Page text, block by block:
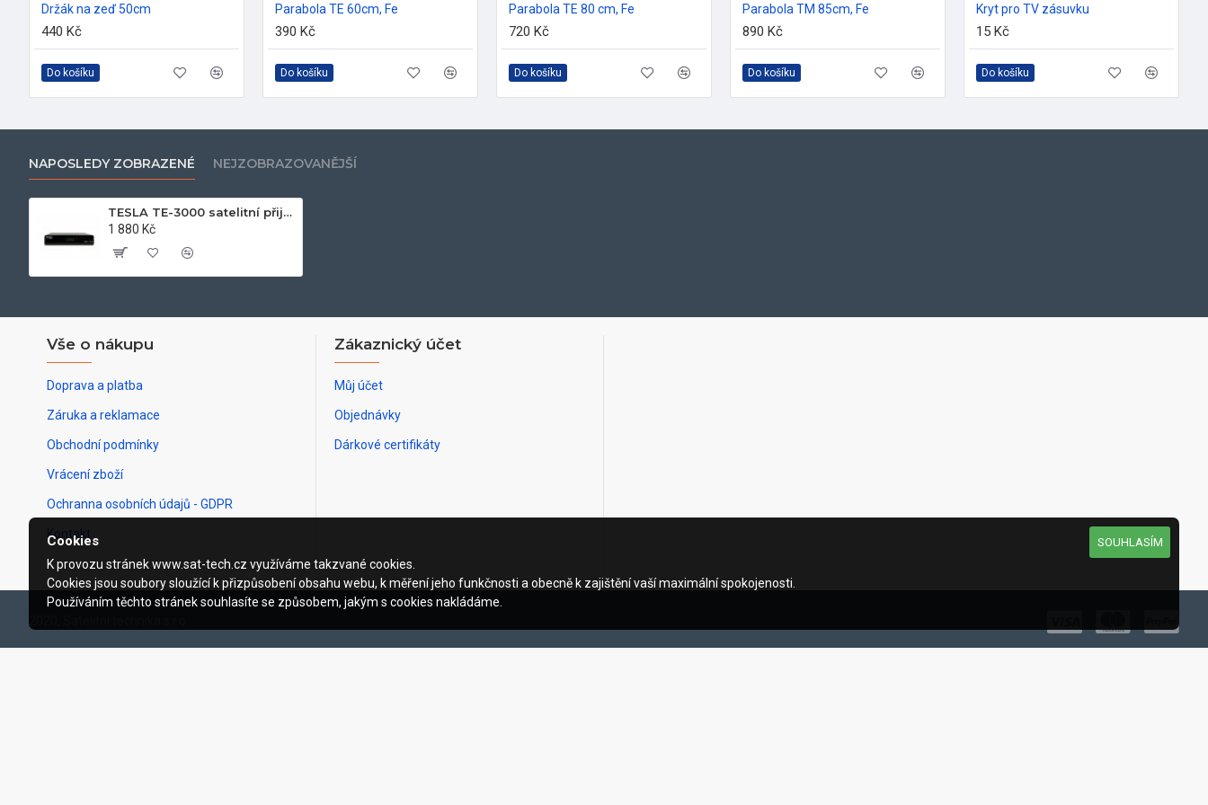
Držák na zeď 50cm
440 Kč
Do košíku
Parabola TE 60cm, Fe
390 Kč
Do košíku
Parabola TE 80 cm, Fe
720 Kč
Do košíku
Parabola TM 85cm, Fe
890 Kč
Do košíku
Kryt pro TV zásuvku
15 Kč
Do košíku
NAPOSLEDY ZOBRAZENÉ NEJZOBRAZOVANĚJŠÍ
TESLA TE-3000 satelitní přijímač Irdeto Skylink
1 880 Kč
Vše o nákupu
Doprava a platba
Záruka a reklamace
Obchodní podmínky
Vrácení zboží
Ochranna osobních údajů - GDPR
Kontakt
Zákaznický účet
Můj účet
Objednávky
Dárkové certifikáty
2020, Satelitní technika s.r.o.
SOUHLASÍM
Cookies
K provozu stránek www.sat-tech.cz využíváme takzvané cookies.
Cookies jsou soubory sloužící k přizpůsobení obsahu webu, k měření jeho funkčnosti a obecně k zajištění vaší maximální spokojenosti.
Používáním těchto stránek souhlasíte se způsobem, jakým s cookies nakládáme.